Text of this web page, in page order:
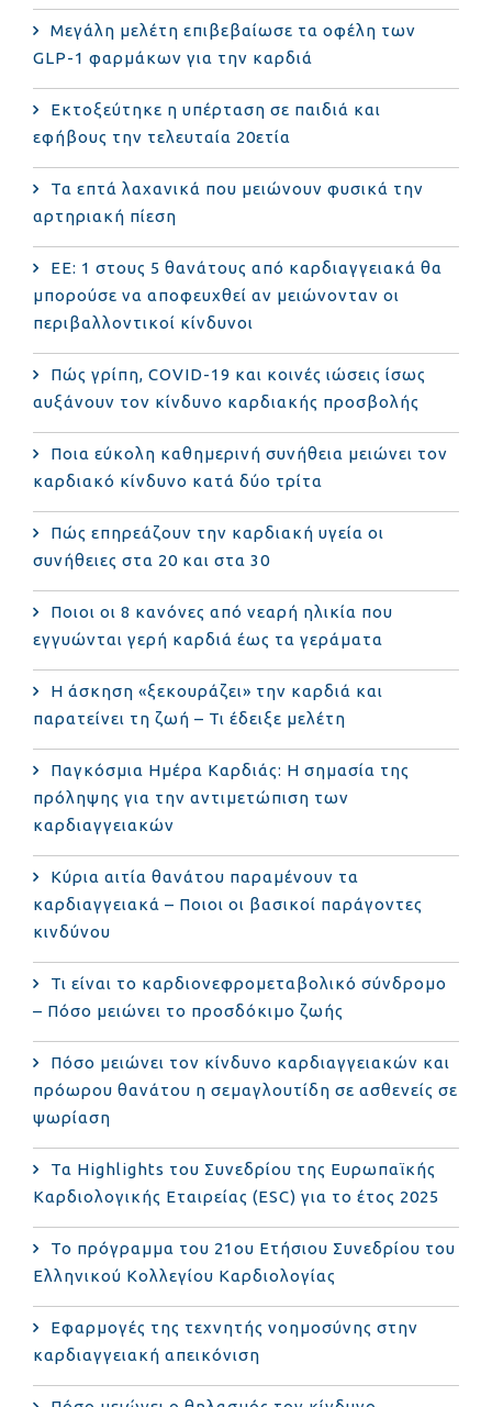
Μεγάλη μελέτη επιβεβαίωσε τα οφέλη των
GLP-1 φαρμάκων για την καρδιά
Εκτοξεύτηκε η υπέρταση σε παιδιά και
εφήβους την τελευταία 20ετία
Τα επτά λαχανικά που μειώνουν φυσικά την
αρτηριακή πίεση
ΕΕ: 1 στους 5 θανάτους από καρδιαγγειακά θα
μπορούσε να αποφευχθεί αν μειώνονταν οι
περιβαλλοντικοί κίνδυνοι
Πώς γρίπη, COVID-19 και κοινές ιώσεις ίσως
αυξάνουν τον κίνδυνο καρδιακής προσβολής
Ποια εύκολη καθημερινή συνήθεια μειώνει τον
καρδιακό κίνδυνο κατά δύο τρίτα
Πώς επηρεάζουν την καρδιακή υγεία οι
συνήθειες στα 20 και στα 30
Ποιοι οι 8 κανόνες από νεαρή ηλικία που
εγγυώνται γερή καρδιά έως τα γεράματα
Η άσκηση «ξεκουράζει» την καρδιά και
παρατείνει τη ζωή – Τι έδειξε μελέτη
Παγκόσμια Ημέρα Καρδιάς: Η σημασία της
πρόληψης για την αντιμετώπιση των
καρδιαγγειακών
Κύρια αιτία θανάτου παραμένουν τα
καρδιαγγειακά – Ποιοι οι βασικοί παράγοντες
κινδύνου
Τι είναι το καρδιονεφρομεταβολικό σύνδρομο
– Πόσο μειώνει το προσδόκιμο ζωής
Πόσο μειώνει τον κίνδυνο καρδιαγγειακών και
πρόωρου θανάτου η σεμαγλουτίδη σε ασθενείς σε
ψωρίαση
Τα Highlights του Συνεδρίου της Ευρωπαϊκής
Καρδιολογικής Εταιρείας (ESC) για το έτος 2025
Το πρόγραμμα του 21ου Ετήσιου Συνεδρίου του
Ελληνικού Κολλεγίου Καρδιολογίας
Εφαρμογές της τεχνητής νοημοσύνης στην
καρδιαγγειακή απεικόνιση